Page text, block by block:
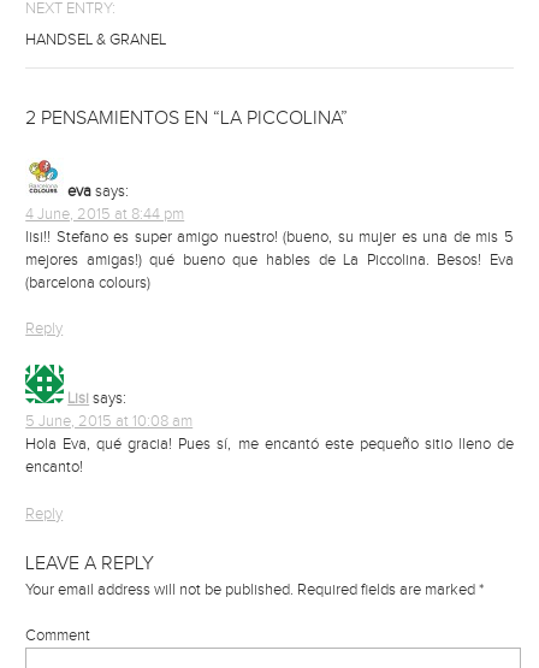
NEXT ENTRY:
HANDSEL & GRANEL
2 PENSAMIENTOS EN “LA PICCOLINA”
eva says:
4 June, 2015 at 8:44 pm
lisi!! Stefano es super amigo nuestro! (bueno, su mujer es una de mis 5
mejores amigas!) qué bueno que hables de La Piccolina. Besos! Eva
(barcelona colours)
Reply
Lisi says:
5 June, 2015 at 10:08 am
Hola Eva, qué gracia! Pues sí, me encantó este pequeño sitio lleno de
encanto!
Reply
LEAVE A REPLY
Your email address will not be published. Required fields are marked*
Comment